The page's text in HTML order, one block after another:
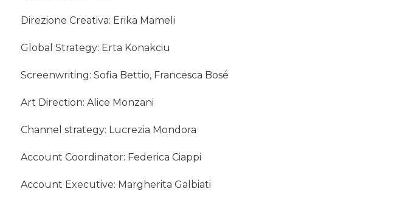
Direzione Creativa: Erika Mameli
Global Strategy: Erta Konakciu
Screenwriting: Sofia Bettio, Francesca Bosé
Art Direction: Alice Monzani
Channel strategy: Lucrezia Mondora
Account Coordinator: Federica Ciappi
Account Executive: Margherita Galbiati